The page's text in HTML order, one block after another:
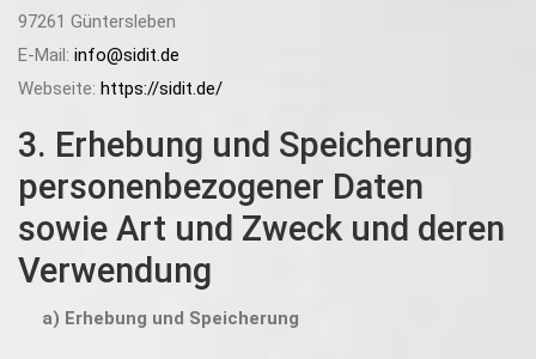
97261 Güntersleben
E-Mail: info@sidit.de
Webseite: https://sidit.de/
3. Erhebung und Speicherung
personenbezogener Daten
sowie Art und Zweck und deren
Verwendung
a) Erhebung und Speicherung